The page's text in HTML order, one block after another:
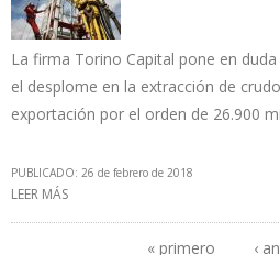
La firma Torino Capital pone en
el desplome en la extracción de
exportación por el orden de 26.900
PUBLICADO: 26 de febrero de 2018
LEER MÁS
« primero ‹